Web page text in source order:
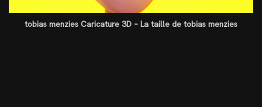
tobias menzies Caricature 3D – La taille de tobias menzies